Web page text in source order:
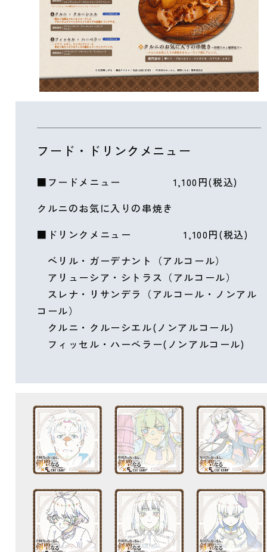
フード・ドリンクメニュー
■フードメニュー 1,100円(税込)
クルニのお気に入りの串焼き
■ドリンクメニュー 1,100円(税込)
ベリル・ガーデナント（アルコール）
アリューシア・シトラス（アルコール）
スレナ・リサンデラ（アルコール・ノンアル
コール）
クルニ・クルーシエル(ノンアルコール)
フィッセル・ハーべラー(ノンアルコール)